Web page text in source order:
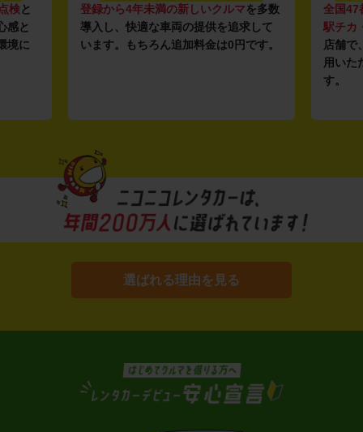
検と
感と
境に
登録から4年未満の新しいクルマを多数
導入し、快適な車両の提供を追求して
います。もちろん追加料金は0円です。
全国47
駅チカ
店舗で
用いた
す。
選ばれる理由を見る